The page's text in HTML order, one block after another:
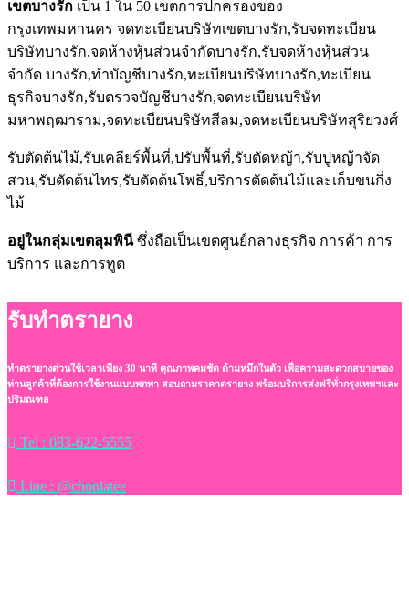
เขตบางรัก เป็น 1 ใน 50 เขตการปกครองของ
กรุงเทพมหานคร จดทะเบียนบริษัทเขตบางรัก,รับจดทะเบียน
บริษัทบางรัก,จดห้างหุ้นส่วนจำกัดบางรัก,รับจดห้างหุ้นส่วน
จำกัด บางรัก,ทำบัญชีบางรัก,ทะเบียนบริษัทบางรัก,ทะเบียน
ธุรกิจบางรัก,รับตรวจบัญชีบางรัก,จดทะเบียนบริษัท
มหาพฤฒาราม,จดทะเบียนบริษัทสีลม,จดทะเบียนบริษัทสุริยวงศ์
รับตัดต้นไม้,รับเคลียร์พื้นที่,ปรับพื้นที่,รับตัดหญ้า,รับปูหญ้าจัด
สวน,รับตัดต้นไทร,รับตัดต้นโพธิ์,บริการตัดต้นไม้และเก็บขนกิ่ง
ไม้
อยู่ในกลุ่มเขตลุมพินีซึ่งถือเป็นเขตศูนย์กลางธุรกิจ การค้า การ
บริการ และการทูต
รับทำตรายาง
ทำตรายางด่วนใช้เวลาเพียง 30 นาที คุณภาพคมชัด ด้ามหมึกในตัว เพื่อความสะดวกสบายของ
ท่านลูกค้าที่ต้องการใช้งานแบบพกพา สอบถามราคาตรายาง พร้อมบริการส่งฟรีทั่วกรุงเทพฯและ
ปริมณฑล
Tel : 083-622-5555
Line : @chonlatee